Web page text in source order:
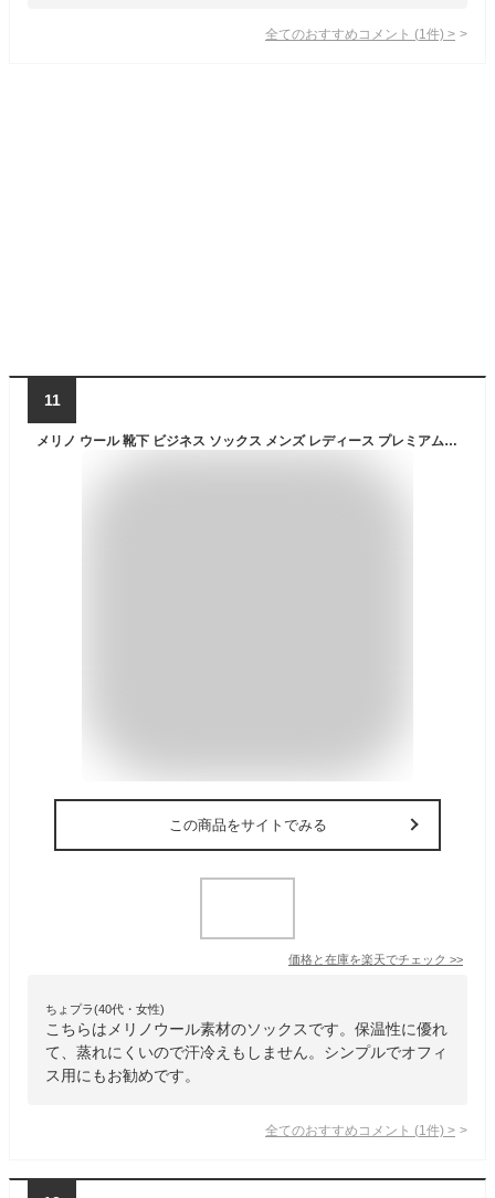
全てのおすすめコメント (1 件) >
11
メリノ ウール 靴下 ビジネス ソックス メンズ レディース プレミアム ドレスソックス 毛糸 吸汗 通気 秋 冬用 抗菌防臭 くつした 黒 ブラック ブルー グレー ヨーロッパ製 3足セット ブラックマルチカラー（1xブラック, 1xグレードット, 1xグレーストライプ）
この商品をサイトでみる
価格と在庫を楽天でチェック >>
ちょプラ(40代・女性)
こちらはメリノウール素材のソックスです。保温性に優れ
て、蒸れにくいので汗冷えもしません。シンプルでオフィ
ス用にもお勧めです。
全てのおすすめコメント (1 件) >